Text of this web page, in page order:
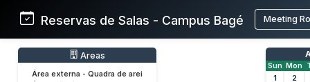
Reservas de Salas - Campus Bagé Meeting
Areas
Área externa - Quadra de arei
Sun Mon
1
2